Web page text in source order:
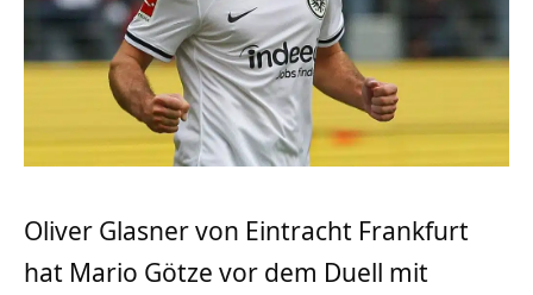
Oliver Glasner von Eintracht Frankfurt
hat Mario Götze vor dem Duell mit